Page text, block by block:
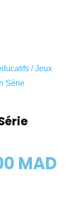
/Jeux
Série
MAD